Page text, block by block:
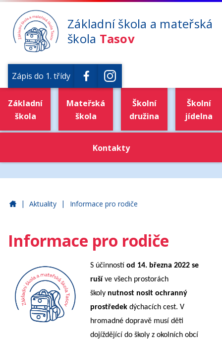
Základní škola a mateřská
škola Tasov
Zápis do 1. třídy
Základní
škola
Mateřská
škola
Školní
družina
Školní
jídelna
Kontakty
Základní škola a mateřská škola Tasov
| Aktuality | Informace pro rodiče
Informace pro rodiče
S účinností od 14. března 2022 se
ruší ve všech prostorách
školy nutnost nosit ochranný
prostředek dýchacích cest. V
hromadné dopravě musí děti
dojíždějící do školy z okolních obcí